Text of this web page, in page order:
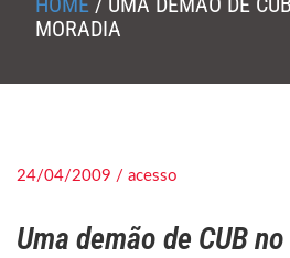
MORADIA
24/04/2009 / acesso
Uma demão de CUB